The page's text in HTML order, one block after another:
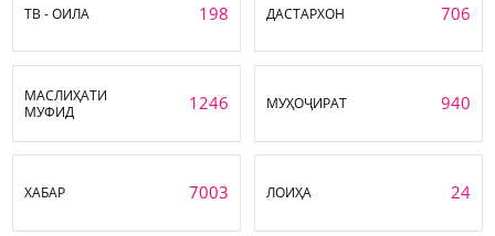
ТВ - ОИЛА 198 ДАСТАРХОН 706
МАСЛИҲАТИ
МУФИД
1246 МУҲОҶИРАТ 940
ХАБАР 7003 ЛОИҲА 24